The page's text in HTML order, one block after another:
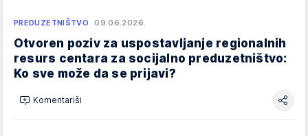
PREDUZETNIŠTVO 09.06.2026.
Otvoren poziv za uspostavljanje regionalnih
resurs centara za socijalno preduzetništvo:
Ko sve može da se prijavi?
Komentariši